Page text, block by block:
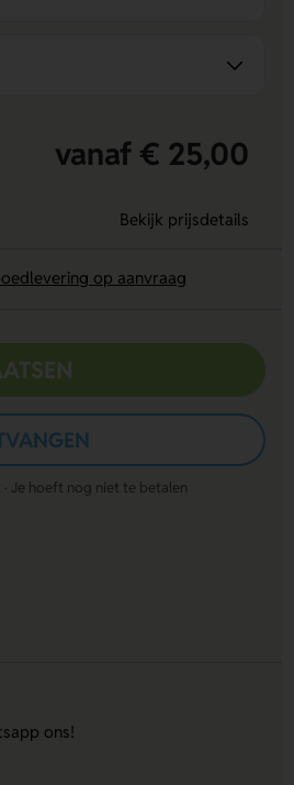
vanaf € 25,00
Bekijk prijsdetails
op aanvraag
Je hoeft nog niet te betalen
ons!